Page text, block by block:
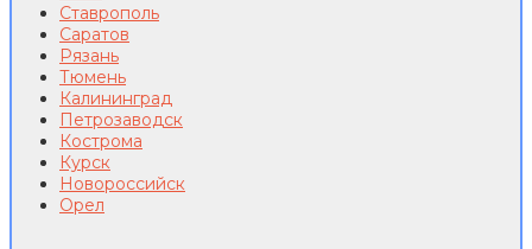
Ставрополь
Саратов
Рязань
Тюмень
Калининград
Петрозаводск
Кострома
Курск
Новороссийск
Орел